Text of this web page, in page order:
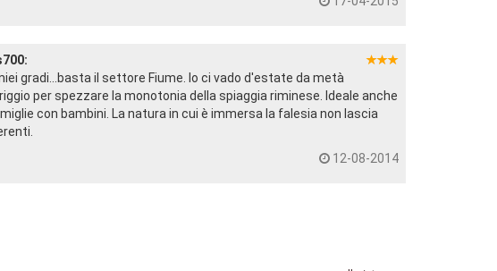
gradi...basta il settore Fiume. Io ci vado d'estate da metà
per spezzare la monotonia della spiaggia riminese. Ideale anche
con bambini. La natura in cui è immersa la falesia non lascia
12-08-2014